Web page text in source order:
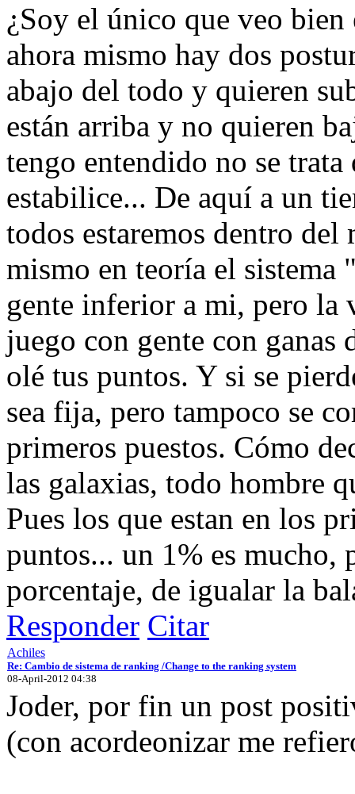
¿Soy el único que veo bien
ahora mismo hay dos
abajo del todo y quieren
están arriba y no quieren
tengo entendido no se trata
estabilice... De aquí a un
todos estaremos dentro
mismo en teoría el
gente inferior a mi, pero la
juego con gente con ganas
olé tus puntos. Y si se
sea fija, pero tampoco se
primeros puestos. Cómo
las galaxias, todo hombre
Pues los que estan en los
puntos... un 1% es mucho,
porcentaje, de igualar la
Responder Citar
Achiles
Re: Cambio de sistema de ranking /Change to the ranking system
08-April-2012 04:38
Joder, por fin un post
(con acordeonizar me